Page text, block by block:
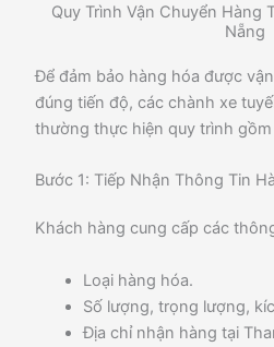
Quy Trình Vận Chuyển Hàng
Nẵng
Để đảm bảo hàng hóa được
đúng tiến độ, các chành xe
thường thực hiện quy trình
Bước 1: Tiếp Nhận Thông Tin
Khách hàng cung cấp các
Loại hàng hóa.
Số lượng, trọng lượng,
Địa chỉ nhận hàng tại